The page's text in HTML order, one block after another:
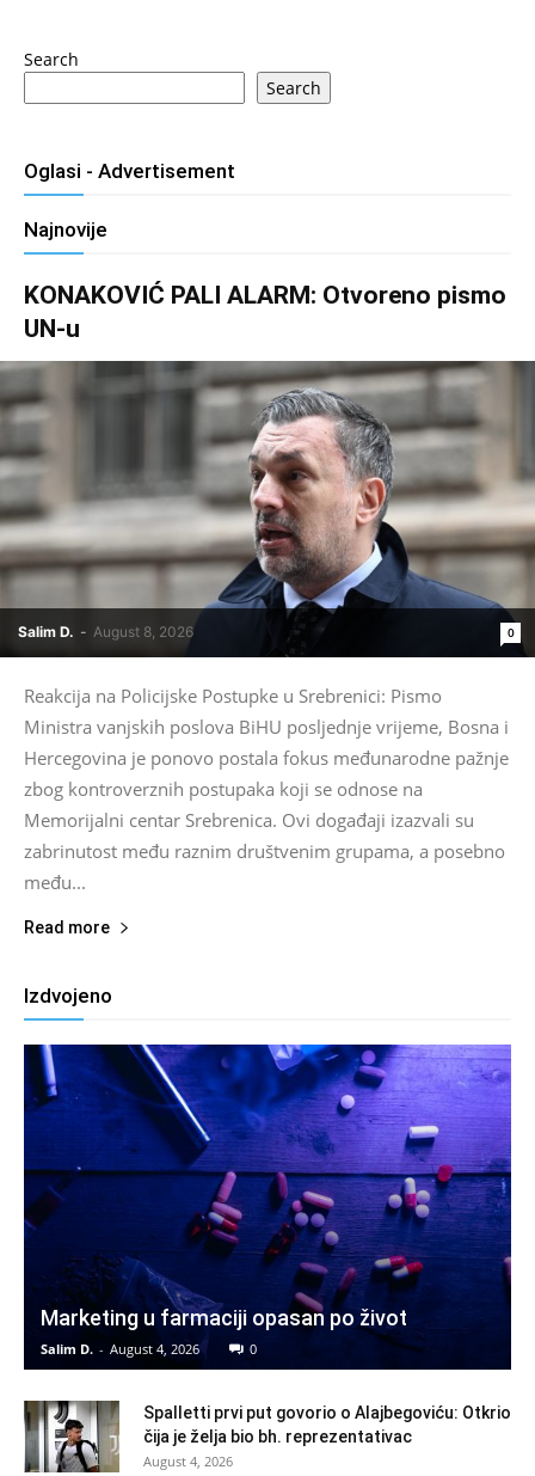
Search
Search
Oglasi - Advertisement
Najnovije
KONAKOVIĆ PALI ALARM: Otvoreno pismo
UN-u
Salim D. - August 8, 2026 0
Reakcija na Policijske Postupke u Srebrenici: Pismo
Ministra vanjskih poslova BiHU posljednje vrijeme, Bosna i
Hercegovina je ponovo postala fokus međunarodne pažnje
zbog kontroverznih postupaka koji se odnose na
Memorijalni centar Srebrenica. Ovi događaji izazvali su
zabrinutost među raznim društvenim grupama, a posebno
među...
Read more
Izdvojeno
Marketing u farmaciji opasan po život
Salim D. - August 4, 2026 0
Spalletti prvi put govorio o Alajbegoviću: Otkrio
čija je želja bio bh. reprezentativac
August 4, 2026